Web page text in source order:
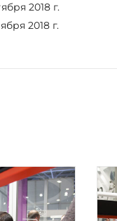
2018 г.
2018 г.